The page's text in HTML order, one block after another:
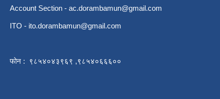
Account Section - ac.dorambamun@gmail.com
ITO - ito.dorambamun@gmail.com
फोन : ९८५४०४३९६९ ,९८५४०६६६००